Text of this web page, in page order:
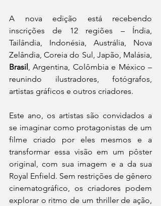
A nova edição está recebendo
inscrições de 12 regiões – Índia,
Tailândia, Indonésia, Austrália, Nova
Brasil, Argentina, Colômbia e México –
reunindo ilustradores, fotógrafos,
artistas gráficos e outros criadores.
Este ano, os artistas são convidados a
se imaginar como protagonistas de um
filme criado por eles mesmos e a
transformar essa visão em um pôster
original, com sua imagem e a da sua
Royal Enfield. Sem restrições de gênero
cinematográfico, os criadores podem
explorar o ritmo de um thriller de ação,